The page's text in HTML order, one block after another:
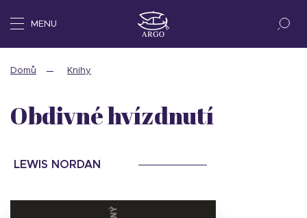
MENU
Domů Knihy
Obdivné hvízdnutí
LEWIS NORDAN